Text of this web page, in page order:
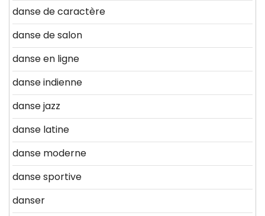
danse de caractère
danse de salon
danse en ligne
danse indienne
danse jazz
danse latine
danse moderne
danse sportive
danser